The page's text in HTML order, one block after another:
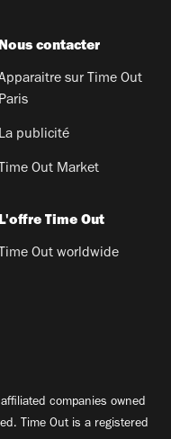
Nous contacter
sur Time Out
Paris
La publicité
Time Out Market
L'offre Time Out
Time Out worldwide
companies owned
Time Out is a registered